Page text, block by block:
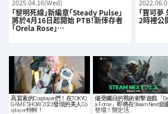
2025.04.16(Wed)
「黎明死線」新編章「Steady Pulse」
將於4月16日起開始 PTB！新倖存者
「Orela Rose」…
「寶可
2時裡公
高質素的Cosplayer們！在TOKYO
GAME SHOW 2022發現的美人Co
splayer特輯！
備受矚目的戰術射擊遊戲「
a Force」即將在Steam Next節
登場！限定活…